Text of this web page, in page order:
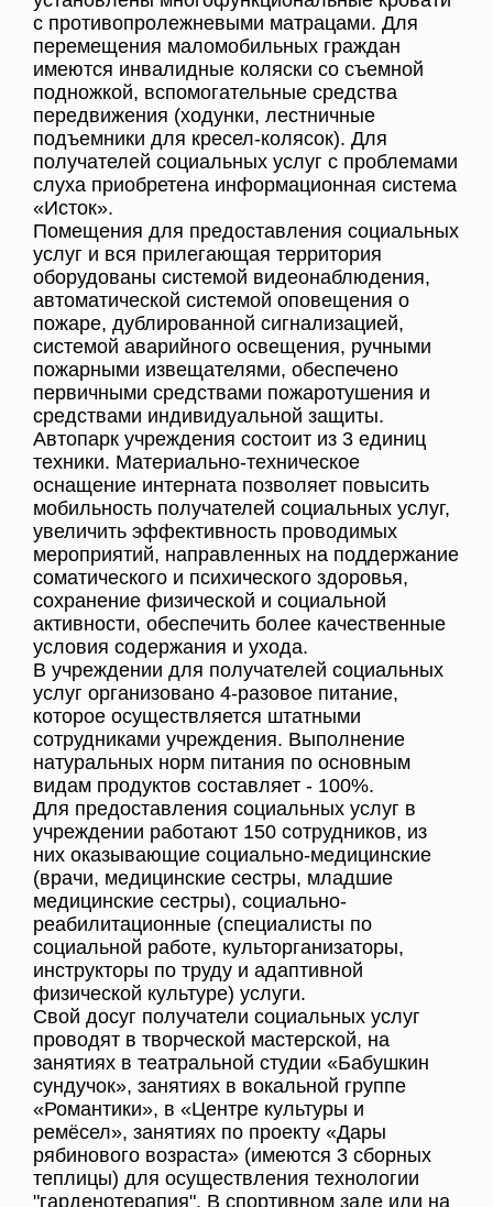
с противопролежневыми матрацами. Для
перемещения маломобильных граждан
имеются инвалидные коляски со съемной
подножкой, вспомогательные средства
передвижения (ходунки, лестничные
подъемники для кресел-колясок). Для
получателей социальных услуг с проблемами
слуха приобретена информационная система
«Исток».
Помещения для предоставления социальных
услуг и вся прилегающая территория
оборудованы системой видеонаблюдения,
автоматической системой оповещения о
пожаре, дублированной сигнализацией,
системой аварийного освещения, ручными
пожарными извещателями, обеспечено
первичными средствами пожаротушения и
средствами индивидуальной защиты.
Автопарк учреждения состоит из 3 единиц
техники. Материально-техническое
оснащение интерната позволяет повысить
мобильность получателей социальных услуг,
увеличить эффективность проводимых
мероприятий, направленных на поддержание
соматического и психического здоровья,
сохранение физической и социальной
активности, обеспечить более качественные
условия содержания и ухода.
В учреждении для получателей социальных
услуг организовано 4-разовое питание,
которое осуществляется штатными
сотрудниками учреждения. Выполнение
натуральных норм питания по основным
видам продуктов составляет - 100%.
Для предоставления социальных услуг в
учреждении работают 150 сотрудников, из
них оказывающие социально-медицинские
(врачи, медицинские сестры, младшие
медицинские сестры), социально-
реабилитационные (специалисты по
социальной работе, культорганизаторы,
инструкторы по труду и адаптивной
физической культуре) услуги.
Свой досуг получатели социальных услуг
проводят в творческой мастерской, на
занятиях в театральной студии «Бабушкин
сундучок», занятиях в вокальной группе
«Романтики», в «Центре культуры и
ремёсел», занятиях по проекту «Дары
рябинового возраста» (имеются 3 сборных
теплицы) для осуществления технологии
"гарденотерапия". В спортивном зале или на